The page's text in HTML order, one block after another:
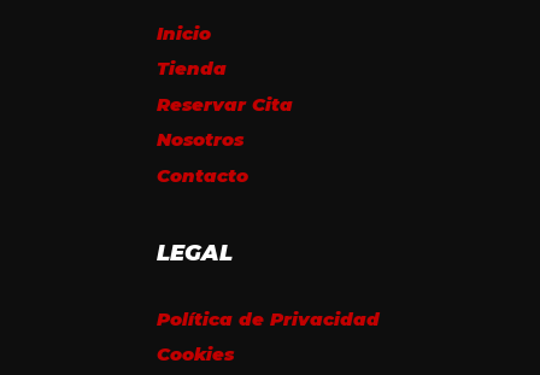
Inicio
Tienda
Reservar Cita
Nosotros
Contacto
LEGAL
Política de Privacidad
Cookies